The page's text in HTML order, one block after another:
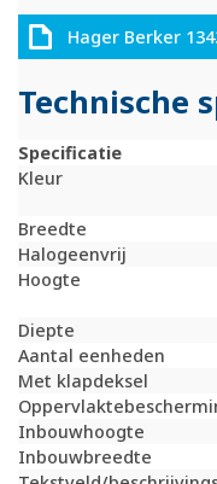
Hager Berker
Technische
Specificatie
Kleur
Breedte
Halogeenvrij
Hoogte
Diepte
Aantal eenheden
Met klapdeksel
Inbouwhoogte
Inbouwbreedte